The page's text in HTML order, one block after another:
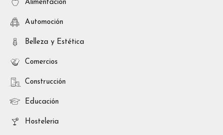
Alimentacion
Automoción
Belleza y Estética
Comercios
Construcción
Educación
Hosteleria